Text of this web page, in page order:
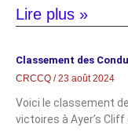
Lire plus »
Classement des
CRCCQ 23 août 2024
Voici le classement
victoires à Ayer’s